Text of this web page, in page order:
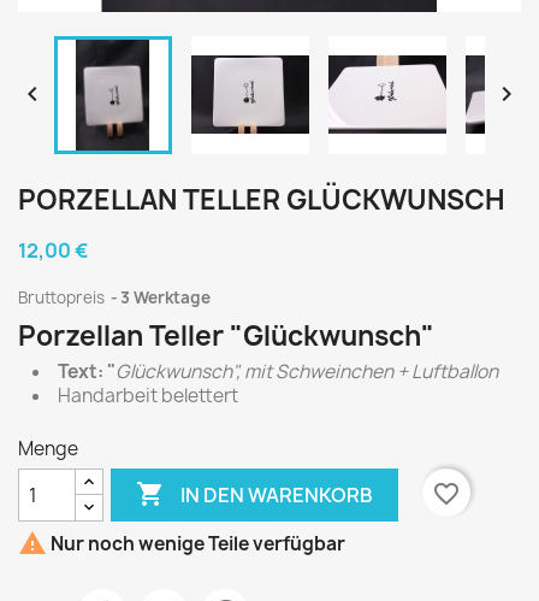
 
PORZELLAN TELLER GLÜCKWUNSCH
12,00 €
Bruttopreis 3 Werktage
Porzellan Teller "Glückwunsch"
Text: "Glückwunsch", mit Schweinchen + Luftballon
Handarbeit belettert
Menge
 IN DEN WARENKORB
favorite_border
 Nur noch wenige Teile verfügbar